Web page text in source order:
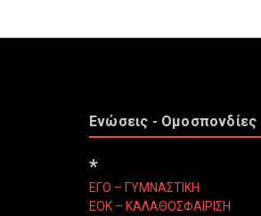
Ενώσεις - Ομοσπονδίες
*
ΕΓΟ – ΓΥΜΝΑΣΤΙΚΗ
ΕΟΚ – ΚΑΛΑΘΟΣΦΑΙΡΙΣΗ